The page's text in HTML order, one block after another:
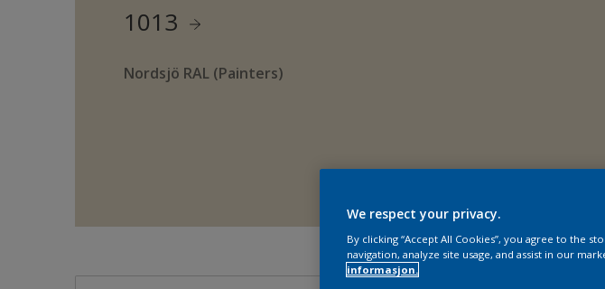
1013
Nordsjö RAL (Painters)
We respect your privacy.
By clicking “Accept All Cookies”, you agree to the
navigation, analyze site usage, and assist in our
informasjon.